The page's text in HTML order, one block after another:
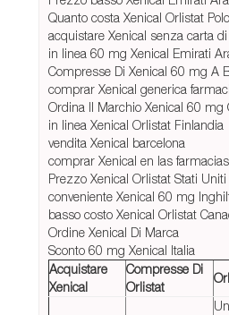
Quanto costa Xenical Orlistat
acquistare Xenical senza carta
in linea 60 mg Xenical Emirati
Compresse Di Xenical 60 mg A
comprar Xenical generica
Ordina Il Marchio Xenical 60 mg
in linea Xenical Orlistat Finlandia
vendita Xenical barcelona
comprar Xenical en las farmacias
Prezzo Xenical Orlistat Stati Uniti
conveniente Xenical 60 mg
basso costo Xenical Orlistat
Ordine Xenical Di Marca
Sconto 60 mg Xenical Italia
Acquistare
Xenical
Compresse Di
Orlistat